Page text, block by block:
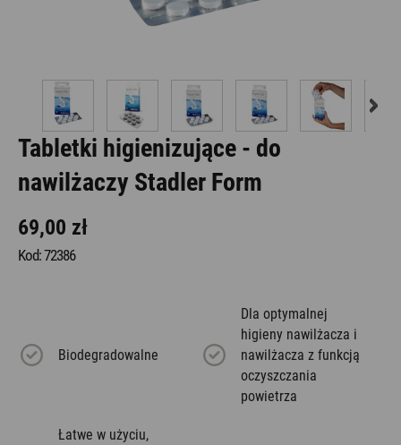
Tabletki higienizujące - do
nawilżaczy Stadler Form
69,00 zł
Kod: 72386
Biodegradowalne
Dla optymalnej
higieny nawilżacza i
nawilżacza z funkcją
oczyszczania
powietrza
Łatwe w użyciu,